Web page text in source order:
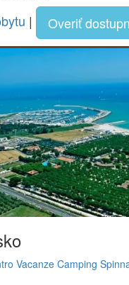
| Overiť
Vacanze Camping